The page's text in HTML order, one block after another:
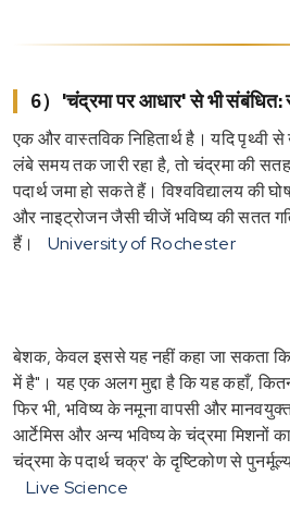
6）'चंद्रमा पर आधार' से भी
एक और वास्तविक निहितार्थ है। यदि पृथ्वी
लंबे समय तक जारी रहा है, तो चंद्रमा की
पदार्थ जमा हो सकते हैं। विश्वविद्यालय की
और नाइट्रोजन जैसी चीजें भविष्य की सतत
हैं।
University of Rochester
बेशक, केवल इससे यह नहीं कहा जा सकता कि
में है"। यह एक अलग मुद्दा है कि यह कहाँ,
फिर भी, भविष्य के नमूना वापसी और
आर्टेमिस और अन्य भविष्य के चंद्रमा मिशनों
चंद्रमा के पदार्थ चक्र' के दृष्टिकोण से
Live Science